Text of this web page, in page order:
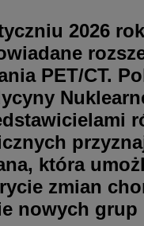
2026
PET/CT.
która
zmian
nowych grup